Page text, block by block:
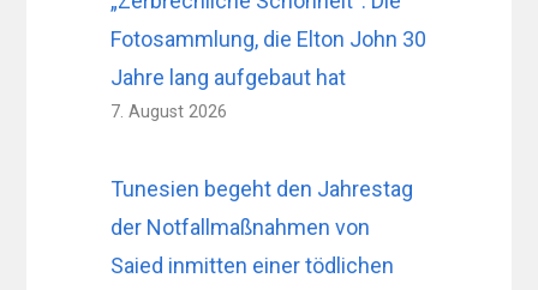
Fotosammlung, die Elton John 30
Jahre lang aufgebaut hat
7. August 2026
Tunesien begeht den Jahrestag
der Notfallmaßnahmen von
Saied inmitten einer tödlichen